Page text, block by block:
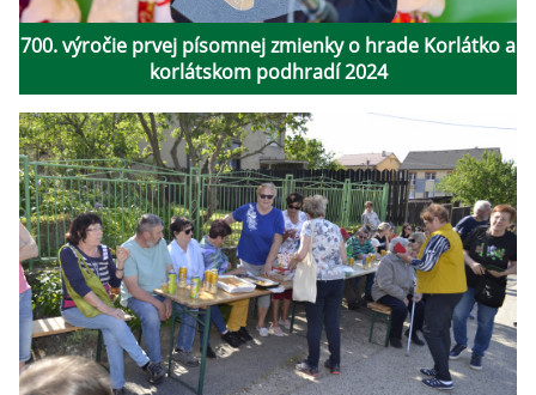
700. výročie prvej písomnej zmienky o hrade Korlátko a
korlátskom podhradí 2024